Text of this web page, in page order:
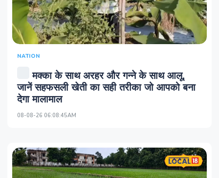
NATION
मक्का के साथ अरहर और गन्ने के साथ आलू,
जानें सहफसली खेती का सही तरीका जो आपको बना
देगा मालामाल
08-08-26 06:08:45AM